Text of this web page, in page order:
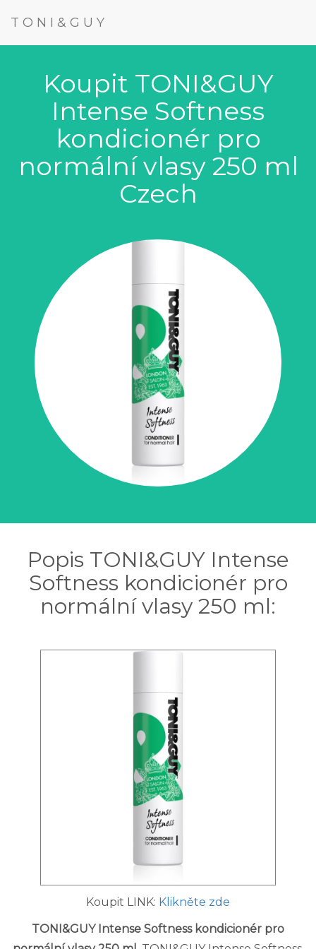
TONI&GUY
Koupit TONI&GUY
Intense Softness
kondicionér pro
normální vlasy 250 ml
Czech
Popis TONI&GUY Intense
Softness kondicionér pro
normální vlasy 250 ml:
Koupit LINK: Klikněte zde
TONI&GUY Intense Softness kondicionér pro